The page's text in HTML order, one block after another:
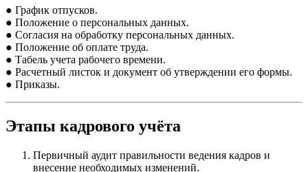
● График отпусков.
● Положение о персональных данных.
● Согласия на обработку персональных данных.
● Положение об оплате труда.
● Табель учета рабочего времени.
● Расчетный листок и документ об утверждении его формы.
● Приказы.
Этапы кадрового учёта
Первичный аудит правильности ведения кадров и
внесение необходимых изменений.